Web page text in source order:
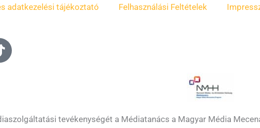
adatkezelési tájékoztató Felhasználási Feltételek
T
tevékenységét a Médiatanács a Magyar Média